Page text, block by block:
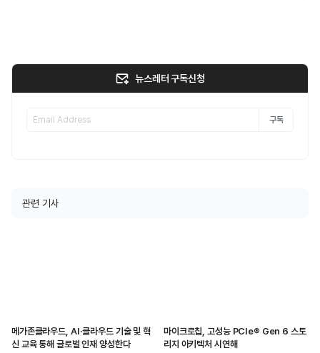
뉴스레터 구독신청
구독
관련 기사
메가존클라우드, AI·클라우드 기술 및 혁
신 교육 통해 글로벌 인재 양성한다
마이크로칩, 고성능 PCIe® Gen 6 스토
리지 아키텍처 시연해